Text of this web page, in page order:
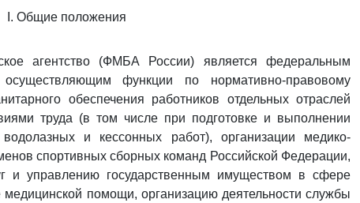
I. Общие положения
агентство (ФМБА России) является федеральным
осуществляющим функции по нормативно-правовому
обеспечения работников отдельных отраслей
труда (в том числе при подготовке и выполнении
и кессонных работ), организации медико-
спортивных сборных команд Российской Федерации,
и управлению государственным имуществом в сфере
медицинской помощи, организацию деятельности службы